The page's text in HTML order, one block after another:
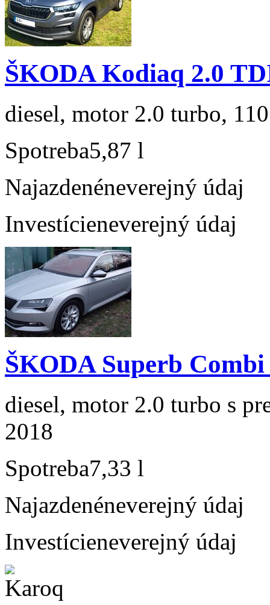
ŠKODA Kodiaq 2.0
diesel, motor 2.0 turbo,
Spotreba5,87 l
Najazdenéneverejný údaj
Investícieneverejný údaj
ŠKODA Superb
diesel, motor 2.0 turbo s
2018
Spotreba7,33 l
Najazdenéneverejný údaj
Investícieneverejný údaj